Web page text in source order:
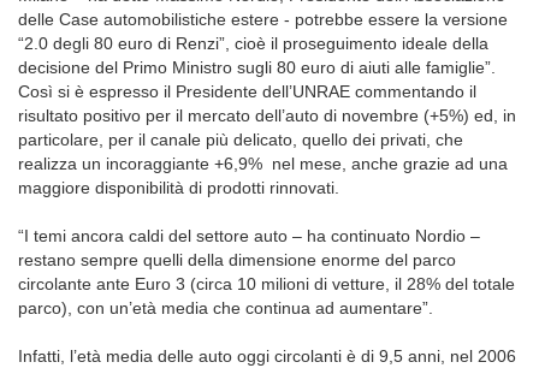
delle Case automobilistiche estere - potrebbe essere la versione
“2.0 degli 80 euro di Renzi”, cioè il proseguimento ideale della
decisione del Primo Ministro sugli 80 euro di aiuti alle famiglie”.
Così si è espresso il Presidente dell’UNRAE commentando il
risultato positivo per il mercato dell’auto di novembre (+5%) ed, in
particolare, per il canale più delicato, quello dei privati, che
realizza un incoraggiante +6,9% nel mese, anche grazie ad una
maggiore disponibilità di prodotti rinnovati.
“I temi ancora caldi del settore auto – ha continuato Nordio –
restano sempre quelli della dimensione enorme del parco
circolante ante Euro 3 (circa 10 milioni di vetture, il 28% del totale
parco), con un’età media che continua ad aumentare”.
Infatti, l’età media delle auto oggi circolanti è di 9,5 anni, nel 2006